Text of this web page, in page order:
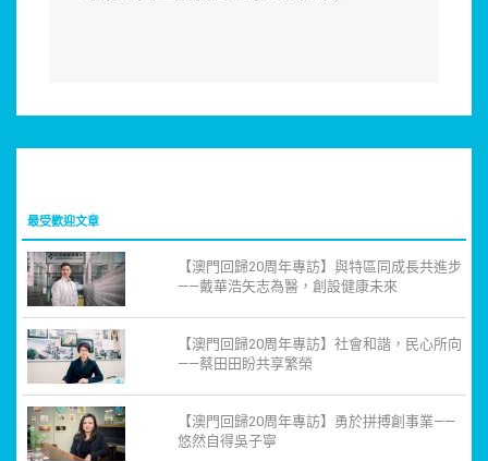
最受歡迎文章
【澳門回歸20周年專訪】與特區同成長共進步
——戴華浩矢志為醫，創設健康未來
【澳門回歸20周年專訪】社會和諧，民心所向
——蔡田田盼共享繁榮
【澳門回歸20周年專訪】勇於拼搏創事業——
悠然自得吳子寧